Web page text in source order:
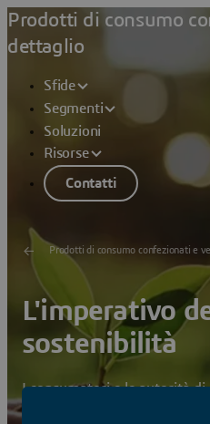
Prodotti di consumo
dettaglio
Sfide
Segmenti
Soluzioni
Risorse
Contatti
Prodotti di consumo confezionati e
L'imperativo
sostenibilità
I consumatori e le autorità di